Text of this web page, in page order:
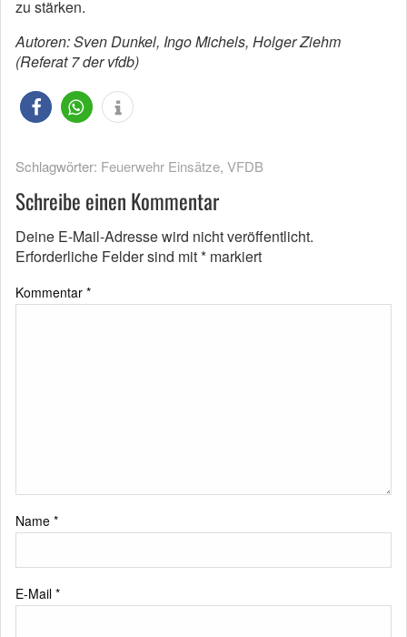
zu stärken.
Autoren: Sven Dunkel, Ingo Michels, Holger Ziehm
(Referat 7 der vfdb)
Schlagwörter: Feuerwehr Einsätze, VFDB
Schreibe einen Kommentar
Deine E-Mail-Adresse wird nicht veröffentlicht.
Erforderliche Felder sind mit* markiert
Kommentar *
Name *
E-Mail *